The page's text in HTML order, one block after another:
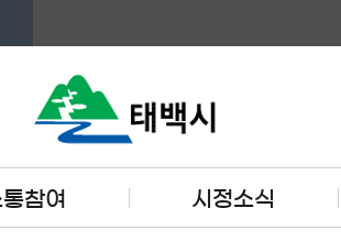
참여 시정소식